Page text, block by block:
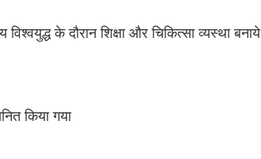
के दौरान शिक्षा और चिकित्सा व्यस्था बनाये
किया गया